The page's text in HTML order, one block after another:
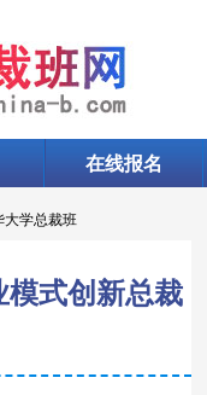
在线报名
大学总裁班
模式创新总裁